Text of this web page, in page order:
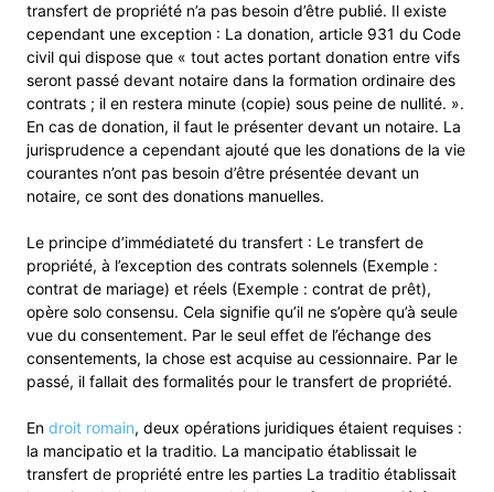
transfert de propriété n’a pas besoin d’être publié. Il existe
cependant une exception : La donation, article 931 du Code
civil qui dispose que « tout actes portant donation entre vifs
seront passé devant notaire dans la formation ordinaire des
contrats ; il en restera minute (copie) sous peine de nullité. ».
En cas de donation, il faut le présenter devant un notaire. La
jurisprudence a cependant ajouté que les donations de la vie
courantes n’ont pas besoin d’être présentée devant un
notaire, ce sont des donations manuelles.
Le principe d’immédiateté du transfert : Le transfert de
propriété, à l’exception des contrats solennels (Exemple :
contrat de mariage) et réels (Exemple : contrat de prêt),
opère solo consensu. Cela signifie qu’il ne s’opère qu’à seule
vue du consentement. Par le seul effet de l’échange des
consentements, la chose est acquise au cessionnaire. Par le
passé, il fallait des formalités pour le transfert de propriété.
En droit romain, deux opérations juridiques étaient requises :
la mancipatio et la traditio. La mancipatio établissait le
transfert de propriété entre les parties La traditio établissait